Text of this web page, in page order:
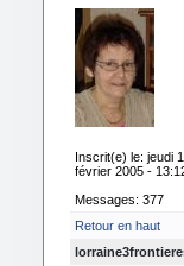
Inscrit(e) le: jeudi
février 2005 -
Messages: 377
Retour en haut